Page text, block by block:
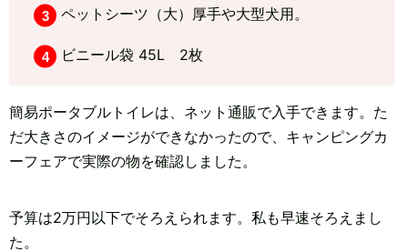
ペットシーツ（大）厚手や大型犬用。
ビニール袋 45L 2枚
簡易ポータブルトイレは、ネット通販で入手できます。た
だ大きさのイメージができなかったので、キャンピングカ
ーフェアで実際の物を確認しました。
予算は2万円以下でそろえられます。私も早速そろえまし
た。